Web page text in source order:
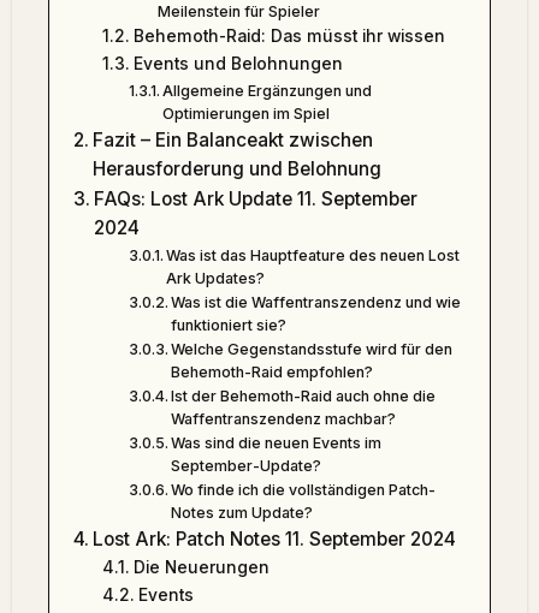
Meilenstein für Spieler
Behemoth-Raid: Das müsst ihr wissen
Events und Belohnungen
Allgemeine Ergänzungen und
Optimierungen im Spiel
Fazit – Ein Balanceakt zwischen
Herausforderung und Belohnung
FAQs: Lost Ark Update 11. September
2024
Was ist das Hauptfeature des neuen Lost
Ark Updates?
Was ist die Waffentranszendenz und wie
funktioniert sie?
Welche Gegenstandsstufe wird für den
Behemoth-Raid empfohlen?
Ist der Behemoth-Raid auch ohne die
Waffentranszendenz machbar?
Was sind die neuen Events im
September-Update?
Wo finde ich die vollständigen Patch-
Notes zum Update?
Lost Ark: Patch Notes 11. September 2024
Die Neuerungen
Events